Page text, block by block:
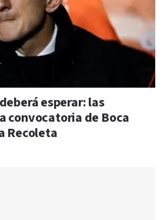
esperar: las
convocatoria de Boca
Recoleta